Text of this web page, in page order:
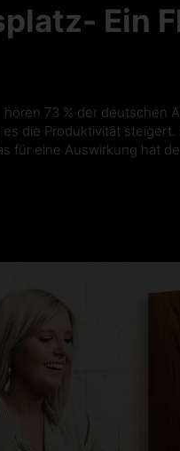
Ein
hören 73 % der deutschen
die Produktivität
für eine Auswirkung hat